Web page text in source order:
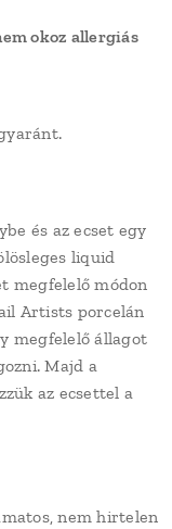
okoz allergiás
és az ecset egy
liquid
megfelelő módon
Artists porcelán
megfelelő állagot
Majd a
az ecsettel a
nem hirtelen